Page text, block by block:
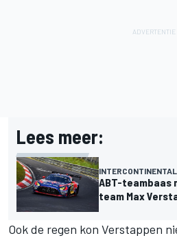
Lees meer:
ABT-teambaas
team Max
Ook de regen kon Verstappen